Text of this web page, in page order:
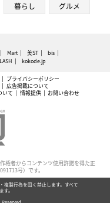
暮らし グルメ
Mart 美ST
bis
kokode.jp
プライバシーポリシー
広告掲載について
いて 情報提供 お問い合わせ
権者からコンテンツ使用許諾を得た正
号）です。
複製行為を固く禁止します。すべて
す。